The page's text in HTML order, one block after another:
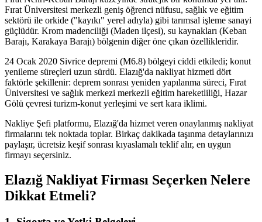
Fırat Üniversitesi merkezli geniş öğrenci nüfusu, sağlık ve eğitim
sektörü ile orkide ("kayıkı" yerel adıyla) gibi tarımsal işleme sanayi
güçlüdür. Krom madenciliği (Maden ilçesi), su kaynakları (Keban
Barajı, Karakaya Barajı) bölgenin diğer öne çıkan özellikleridir.
24 Ocak 2020 Sivrice depremi (M6.8) bölgeyi ciddi etkiledi; konut
yenileme süreçleri uzun sürdü. Elazığ'da nakliyat hizmeti dört
faktörle şekillenir: deprem sonrası yeniden yapılanma süreci, Fırat
Üniversitesi ve sağlık merkezi merkezli eğitim hareketliliği, Hazar
Gölü çevresi turizm-konut yerleşimi ve sert kara iklimi.
Nakliye Şefi platformu, Elazığ'da hizmet veren onaylanmış nakliyat
firmalarını tek noktada toplar. Birkaç dakikada taşınma detaylarınızı
paylaşır, ücretsiz keşif sonrası kıyaslamalı teklif alır, en uygun
firmayı seçersiniz.
Elazığ Nakliyat Firması Seçerken Nelere
Dikkat Etmeli?